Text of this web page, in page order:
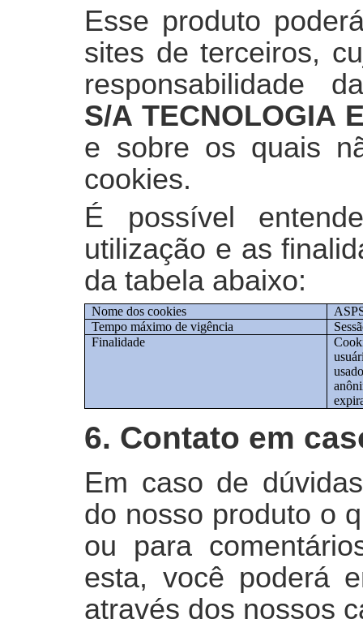
Esse produto
sites de terceiros,
responsabilidade
S/A TECNOLOGIA
e sobre os quais
cookies.
É possível
utilização e as
da tabela abaixo:
Nome dos cookies
Tempo máximo de vigência
Finalidade
6. Contato em
Em caso de
do nosso produto o
ou para
esta, você poderá
através dos nossos